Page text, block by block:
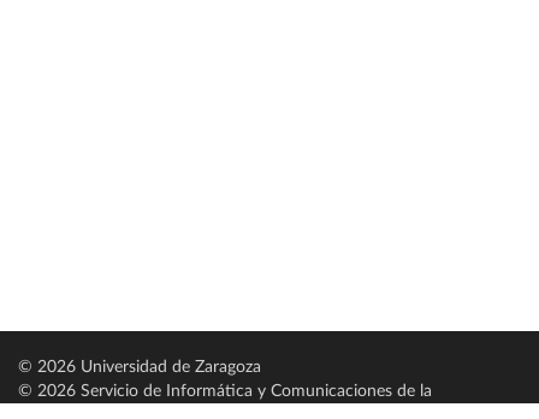
© 2026 Universidad de Zaragoza
© 2026 Servicio de Informática y Comunicaciones de la